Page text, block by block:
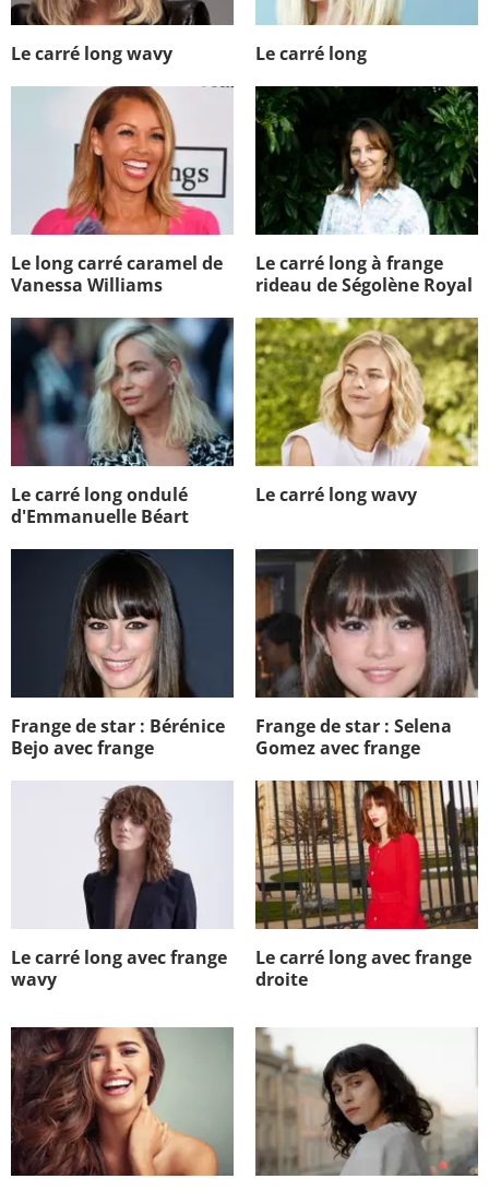
Le carré long wavy Le carré long
Le long carré caramel de
Vanessa Williams
Le carré long à frange
rideau de Ségolène Royal
Le carré long ondulé
d'Emmanuelle Béart
Le carré long wavy
Frange de star : Bérénice
Bejo avec frange
Frange de star : Selena
Gomez avec frange
Le carré long avec frange
wavy
Le carré long avec frange
droite